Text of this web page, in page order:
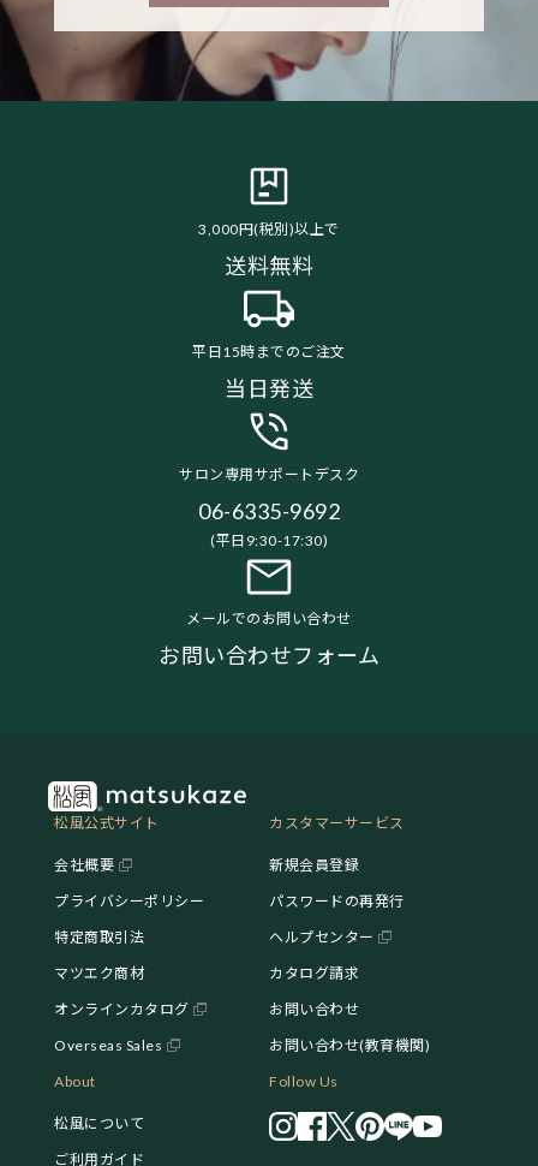
3,000円(税別)以上で
送料無料
平日15時までのご注文
当日発送
サロン専用サポートデスク
06-6335-9692
(平日9:30-17:30)
メールでのお問い合わせ
お問い合わせフォーム
松風公式サイト
会社概要
プライバシーポリシー
特定商取引法
マツエク商材
オンラインカタログ
Overseas Sales
カスタマーサービス
新規会員登録
パスワードの再発行
ヘルプセンター
カタログ請求
お問い合わせ
お問い合わせ(教育機関)
About
松風について
ご利用ガイド
Follow Us